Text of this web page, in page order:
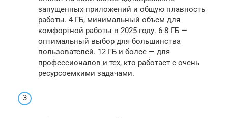
запущенных приложений и общую плавность
работы. 4 ГБ, минимальный объем для
комфортной работы в 2025 году. 6-8 ГБ —
оптимальный выбор для большинства
пользователей. 12 ГБ и более — для
профессионалов и тех, кто работает с очень
ресурсоемкими задачами.